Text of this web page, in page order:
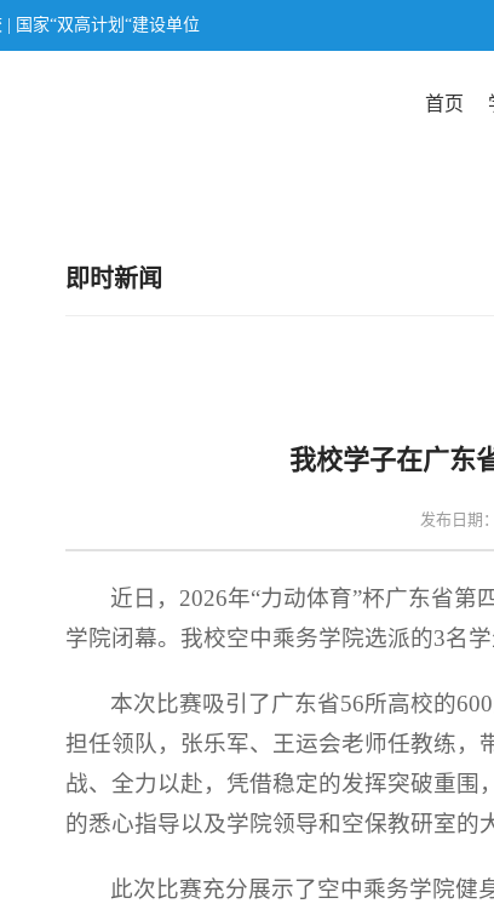
国家“双高计划“建设单位
首页
即时新闻
我校学子在广东
发布日期
近日，2026年“力动体育”杯广东省
学院闭幕。我校空中乘务学院选派的3名
本次比赛吸引了广东省56所高校的
担任领队，张乐军、王运会老师任教练，
战、全力以赴，凭借稳定的发挥突破重围
的悉心指导以及学院领导和空保教研室的
此次比赛充分展示了空中乘务学院健